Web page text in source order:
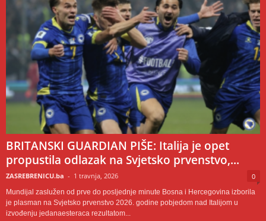
BRITANSKI GUARDIAN PIŠE: Italija je opet
propustila odlazak na Svjetsko prvenstvo,...
ZASREBRENICU.ba - 1 travnja, 2026 0
Mundijal zaslužen od prve do posljednje minute Bosna i Hercegovina izborila
je plasman na Svjetsko prvenstvo 2026. godine pobjedom nad Italijom u
izvođenju jedanaesteraca rezultatom...